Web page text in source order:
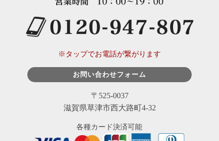
※タップでお電話が繋がります
お問い合わせフォーム
〒525-0037
滋賀県草津市西大路町4-32
各種カード決済可能